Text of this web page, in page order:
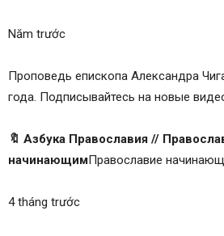
Năm trước
Проповедь епископа Александра
года. Подписывайтесь на новые
🔖 Азбука Православия //
начинающимПравославие
4 tháng trước